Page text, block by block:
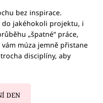
bez inspirace.
do jakéhokoli projektu, i
„špatné“ práce,
múza jemně přistane
disciplíny, aby
DEN